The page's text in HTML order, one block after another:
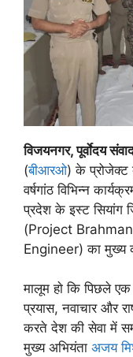
विजयनगर, पूर्वाेदय
(बीआरओ) के प्रोजेक्ट
वर्षगांठ विभिन्न
प्रदेश के इस्ट सियांग
(Project
Engineer) का मुख्य
मालूम हाे कि पिछले
प्रयास, नवाचार और
करते देश की सेवा में
मुख्य अभियंता अजय